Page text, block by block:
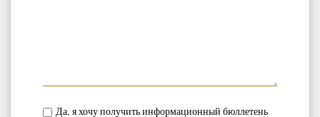
Да, я хочу получить информационный бюллетень